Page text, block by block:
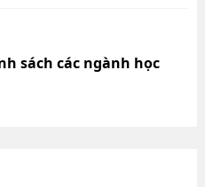
sách các ngành học